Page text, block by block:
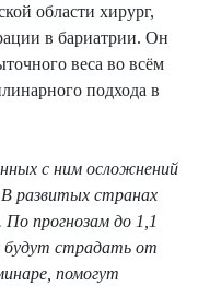
области хирург,
в бариатрии. Он
веса во всём
подхода в
с ним осложнений
развитых странах
прогнозам до 1,1
будут страдать от
помогут